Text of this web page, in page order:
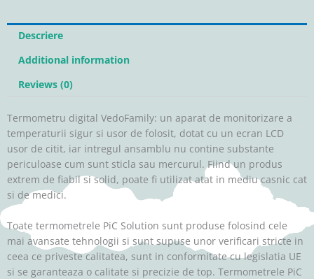
Descriere
Additional information
Reviews (0)
Termometru digital VedoFamily: un aparat de monitorizare a
temperaturii sigur si usor de folosit, dotat cu un ecran LCD
usor de citit, iar intregul ansamblu nu contine substante
periculoase cum sunt sticla sau mercurul. Fiind un produs
extrem de fiabil si solid, poate fi utilizat atat in mediu casnic cat
si de medici.
Toate termometrele PiC Solution sunt produse folosind cele
mai avansate tehnologii si sunt supuse unor verificari stricte in
ceea ce priveste calitatea, sunt in conformitate cu legislatia UE
si se garanteaza o calitate si precizie de top. Termometrele PiC